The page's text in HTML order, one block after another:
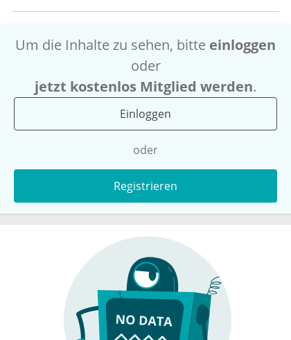
Um die Inhalte zu sehen, bitte einloggen
oder
jetzt kostenlos Mitglied werden.
Einloggen
oder
Registrieren